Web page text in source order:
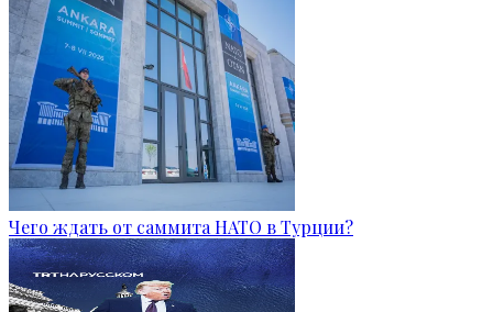
Чего ждать от саммита НАТО в Турции?